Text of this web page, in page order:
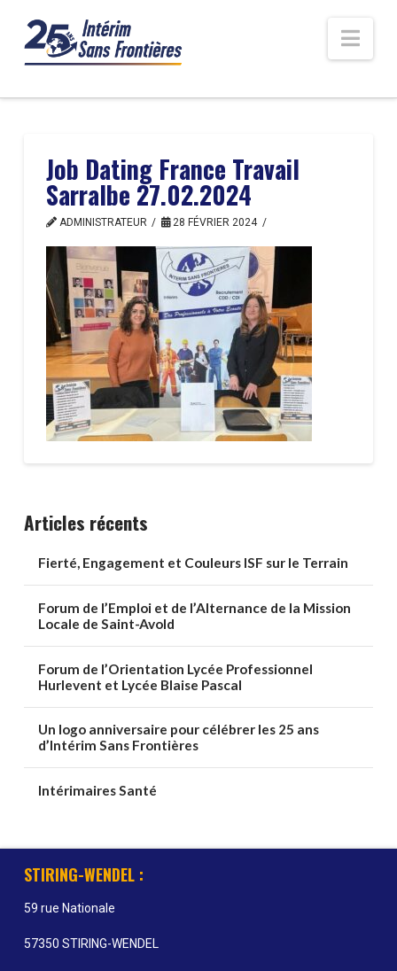
Job Dating France Travail
Sarralbe 27.02.2024
ADMINISTRATEUR 28 FÉVRIER 2024
Articles récents
Fierté, Engagement et Couleurs ISF sur le Terrain
Forum de l’Emploi et de l’Alternance de la Mission
Locale de Saint-Avold
Forum de l’Orientation Lycée Professionnel
Hurlevent et Lycée Blaise Pascal
Un logo anniversaire pour célébrer les 25 ans
d’Intérim Sans Frontières
Intérimaires Santé
STIRING-WENDEL :
59 rue Nationale
57350 STIRING-WENDEL